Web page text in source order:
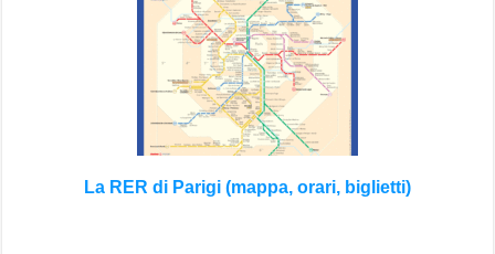
La RER di Parigi (mappa, orari, biglietti)